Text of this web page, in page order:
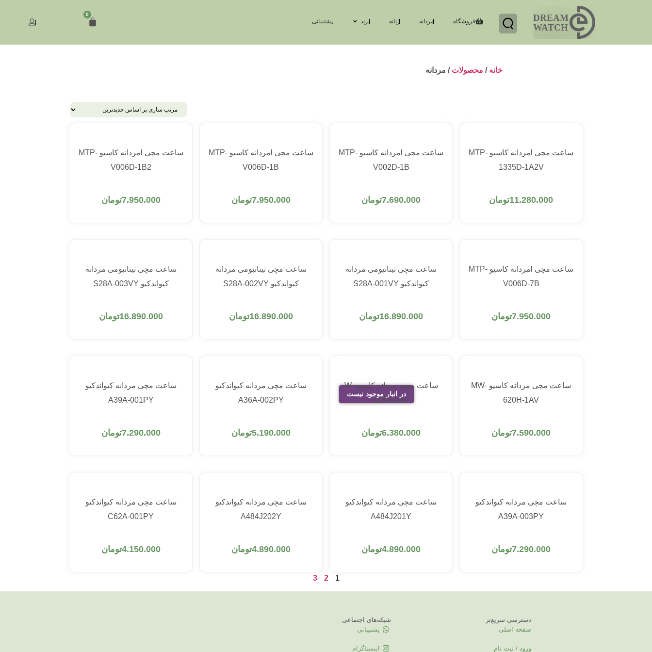
DREAM
WATCH
فروشگاه مردانه زنانه برند پشتیبانی
0
خانه / محصولات / مردانه
ساعت مچی lمردانه کاسیو MTP-
1335D-1A2V
11.280.000تومان
ساعت مچی lمردانه کاسیو MTP-
V002D-1B
7.690.000تومان
ساعت مچی lمردانه کاسیو MTP-
V006D-1B
7.950.000تومان
ساعت مچی lمردانه کاسیو MTP-
V006D-1B2
7.950.000تومان
ساعت مچی lمردانه کاسیو MTP-
V006D-7B
7.950.000تومان
ساعت مچی تیتانیومی مردانه
کیواندکیو S28A-001VY
16.890.000تومان
ساعت مچی تیتانیومی مردانه
کیواندکیو S28A-002VY
16.890.000تومان
ساعت مچی تیتانیومی مردانه
کیواندکیو S28A-003VY
16.890.000تومان
ساعت مچی مردانه کاسیو MW-
620H-1AV
7.590.000تومان
در انبار موجود نیست
ساعت مچی مردانه کاسیو W-
218H-3AV
6.380.000تومان
ساعت مچی مردانه کیواندکیو
A36A-002PY
5.190.000تومان
ساعت مچی مردانه کیواندکیو
A39A-001PY
7.290.000تومان
ساعت مچی مردانه کیواندکیو
A39A-003PY
7.290.000تومان
ساعت مچی مردانه کیواندکیو
A484J201Y
4.890.000تومان
ساعت مچی مردانه کیواندکیو
A484J202Y
4.890.000تومان
ساعت مچی مردانه کیواندکیو
C62A-001PY
4.150.000تومان
1
2
3
دسترسی سریع‌تر
صفحه اصلی
ورود / ثبت نام
شبکه‌های اجتماعی
پشتیبانی
اینستاگرام